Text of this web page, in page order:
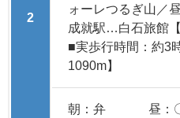
2
ォーレつるぎ山／
成就駅…白石旅館【
■実歩行時間：約3
1090m】
朝：弁 昼：